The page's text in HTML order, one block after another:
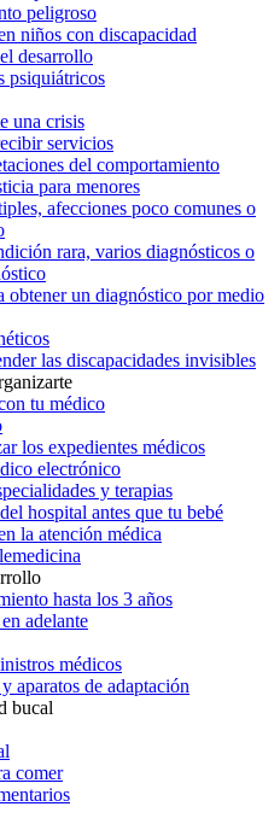
peligroso
niños con discapacidad
desarrollo
psiquiátricos
una crisis
servicios
del comportamiento
para menores
afecciones poco comunes o
rara, varios diagnósticos o
obtener un diagnóstico por medio
las discapacidades invisibles
tu médico
los expedientes médicos
electrónico
y terapias
hospital antes que tu bebé
la atención médica
hasta los 3 años
adelante
médicos
aparatos de adaptación
bucal
comer